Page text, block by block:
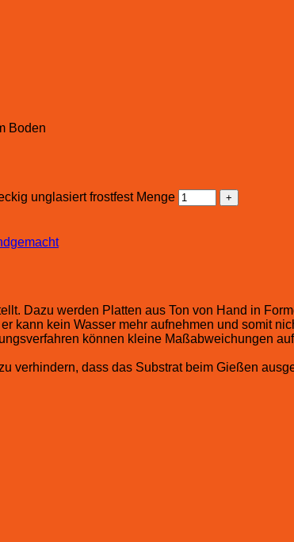
Boden
unglasiert frostfest Menge
Dazu werden Platten aus Ton von Hand in
kann kein Wasser mehr aufnehmen und somit
können kleine Maßabweichungen
verhindern, dass das Substrat beim Gießen